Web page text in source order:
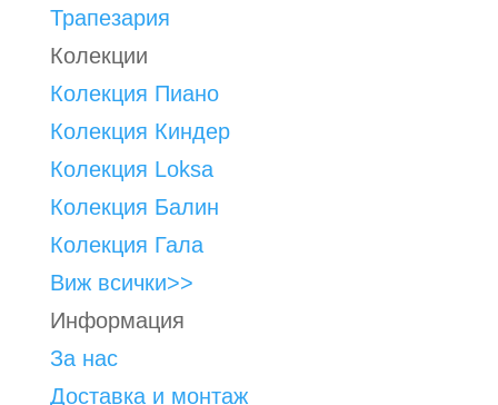
Трапезария
Колекции
Колекция Пиано
Колекция Киндер
Колекция Loksa
Колекция Балин
Колекция Гала
Виж всички>>
Информация
За нас
Доставка и монтаж